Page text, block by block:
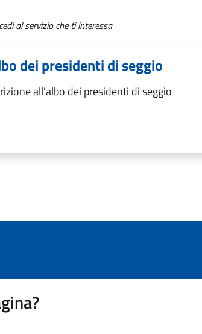
al servizio che ti interessa
dei presidenti di seggio
all'albo dei presidenti di seggio